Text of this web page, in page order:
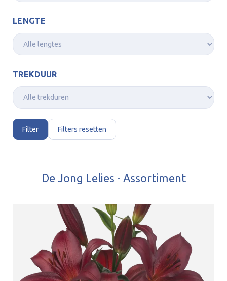
LENGTE
TREKDUUR
Filter Filters resetten
De Jong Lelies - Assortiment